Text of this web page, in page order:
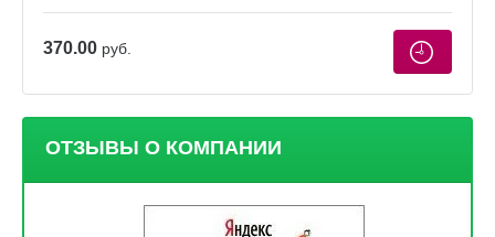
370.00 руб.
ОТЗЫВЫ О КОМПАНИИ